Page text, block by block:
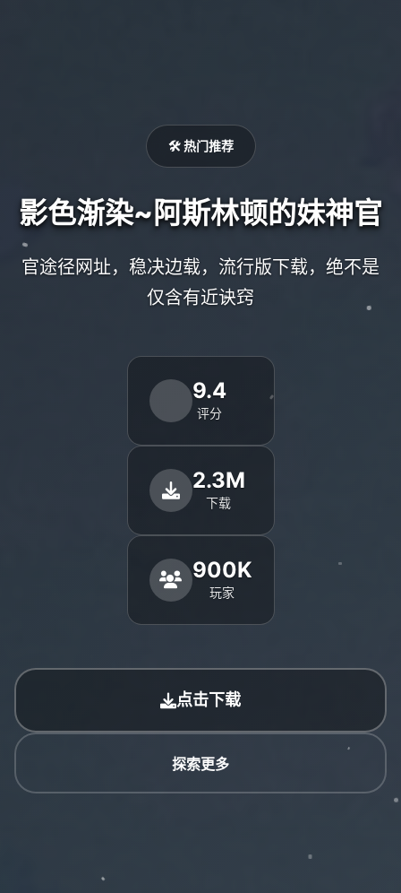
🛠️ 热门推荐
影色渐染~阿斯林顿的妹神官
官途径网址，稳决边载，流行版下载，绝不是
仅含有近诀窍
9.4
评分
2.3M
下载
900K
玩家
点击下载
探索更多